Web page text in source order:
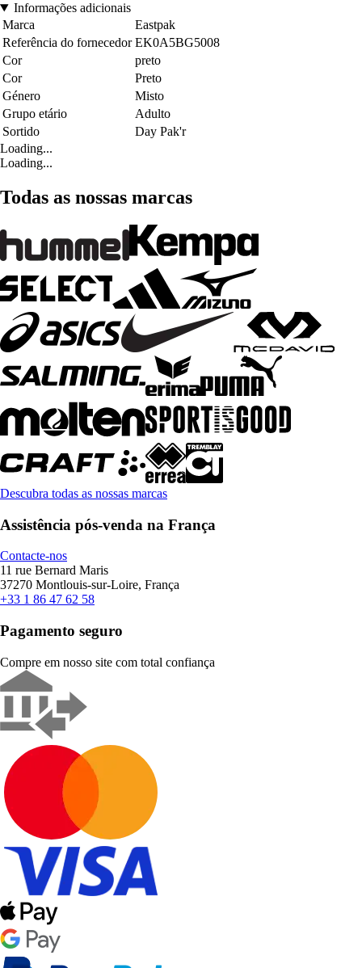
Informações adicionais
Marca
Eastpak
Referência do fornecedor EK0A5BG5008
Cor
preto
Cor
Preto
Género
Misto
Grupo etário
Adulto
Sortido
Day Pak'r
Loading...
Loading...
Todas as nossas marcas
Descubra todas as nossas marcas
Assistência pós-venda na França
Contacte-nos
11 rue Bernard Maris
37270 Montlouis-sur-Loire, França
+33 1 86 47 62 58
Pagamento seguro
Compre em nosso site com total confiança